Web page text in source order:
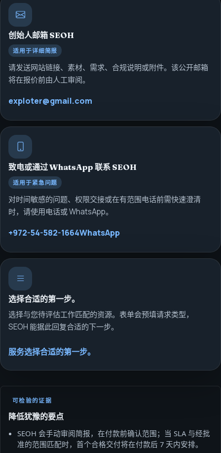
创始人邮箱 SEOH
适用于详细简报
请发送网站链接、素材、需求、合规说明或附件。该公开邮箱
将在报价前由人工审阅。
exploter@gmail.com
致电或通过 WhatsApp 联系 SEOH
适用于紧急问题
对时间敏感的问题、权限交接或在有范围电话前需快速澄清
时，请使用电话或 WhatsApp。
+972-54-582-1664WhatsApp
选择合适的第一步。
选择与您待评估工作匹配的资源。表单会预填请求类型，
SEOH 能据此回复合适的下一步。
服务选择合适的第一步。
可检验的证据
降低犹豫的要点
SEOH 会手动审阅简报，在付款前确认范围；当 SLA 与经批
准的范围匹配时，首个合格交付将在付款后 7 天内安排。